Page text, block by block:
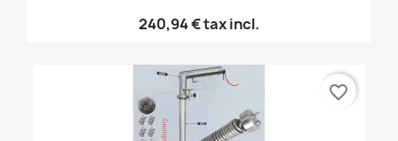
240,94 €tax incl.
favorite_border